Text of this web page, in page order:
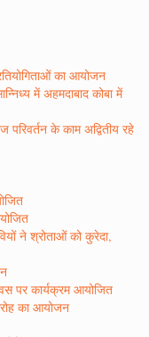
का आयोजन
में अहमदाबाद कोबा में
के काम अद्वितीय रहे
ने श्रोताओं को कुरेदा,
पर कार्यक्रम आयोजित
का आयोजन